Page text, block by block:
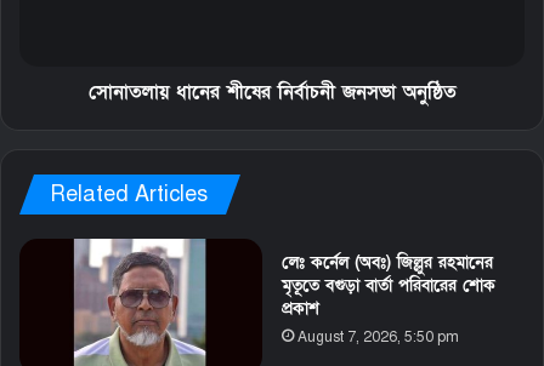
সোনাতলায় ধানের শীষের নির্বাচনী জনসভা অনুষ্ঠিত
Related Articles
লেঃ কর্নেল (অবঃ) জিল্লুর রহমানের
মৃতূতে বগুড়া বার্তা পরিবারের শোক
প্রকাশ
August 7, 2026, 5:50 pm